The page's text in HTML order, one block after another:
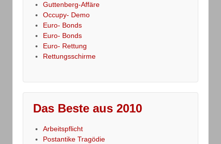
Guttenberg-Affäre
Occupy- Demo
Euro- Bonds
Euro- Bonds
Euro- Rettung
Rettungsschirme
Das Beste aus 2010
Arbeitspflicht
Postantike Tragödie